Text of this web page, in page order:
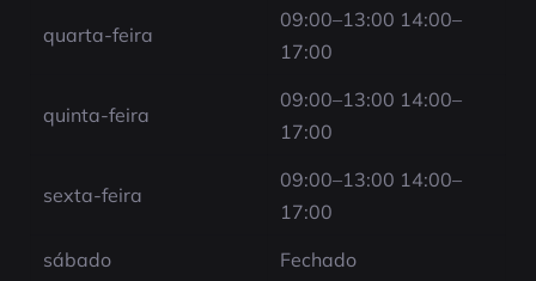
quarta-feira
09:00–13:00 14:00–
17:00
quinta-feira
09:00–13:00 14:00–
17:00
sexta-feira
09:00–13:00 14:00–
17:00
sábado
Fechado